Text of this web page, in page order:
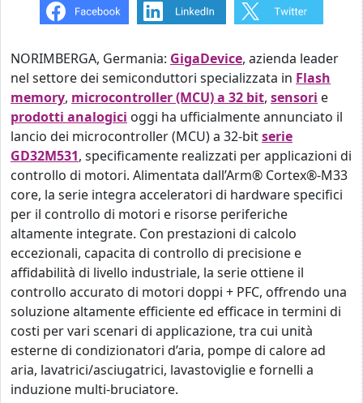
NORIMBERGA, Germania: GigaDevice, azienda leader
nel settore dei semiconduttori specializzata in Flash
memory, microcontroller (MCU) a 32 bit, sensori e
prodotti analogici oggi ha ufficialmente annunciato il
lancio dei microcontroller (MCU) a 32-bitserie
GD32M531, specificamente realizzati per applicazioni di
controllo di motori. Alimentata dall’Arm® Cortex®-M33
core, la serie integra acceleratori di hardware specifici
per il controllo di motori e risorse periferiche
altamente integrate. Con prestazioni di calcolo
eccezionali, capacita di controllo di precisione e
affidabilità di livello industriale, la serie ottiene il
controllo accurato di motori doppi + PFC, offrendo una
soluzione altamente efficiente ed efficace in termini di
costi per vari scenari di applicazione, tra cui unità
esterne di condizionatori d’aria, pompe di calore ad
aria, lavatrici/asciugatrici, lavastoviglie e fornelli a
induzione multi-bruciatore.